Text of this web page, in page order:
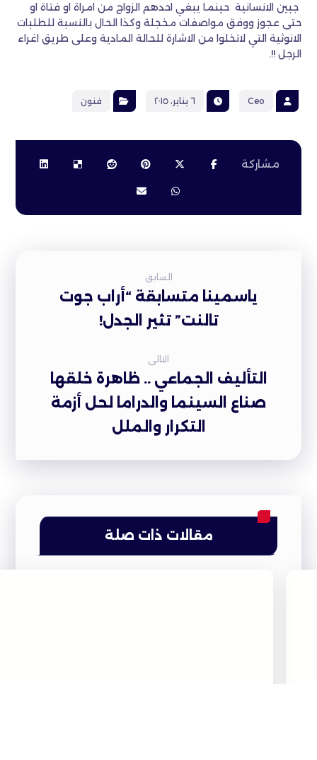
جبين الانسانية حينما يبغي احدهم الزواج من امراة او فتاة او
حتى عجوز ووفق مواصفات مخجلة وكذا الحال بالنسبة للطلبات
الانوثية التي لاتخلوا من الاشارة للحالة المادية وعلى طريق اغراء
الرجل !!.
Ceo ٦ يناير، ٢٠١٥ فنون
السابق
ياسمينا متسابقة “أراب جوت
تالنت” تثير الجدل!
التالى
التأليف الجماعي .. ظاهرة خلقها
صناع السينما والدراما لحل أزمة
التكرار والملل
مقالات ذات صلة